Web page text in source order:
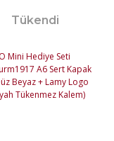
Tükendi